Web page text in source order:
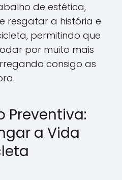
de estética,
resgatar a história e
permitindo que
por muito mais
consigo as
Preventiva:
a Vida